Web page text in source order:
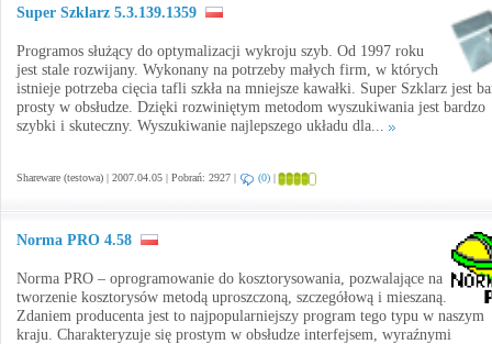
Super Szklarz 5.3.139.1359
Programos służący do optymalizacji wykroju szyb. Od 1997 roku
jest stale rozwijany. Wykonany na potrzeby małych firm, w których
istnieje potrzeba cięcia tafli szkła na mniejsze kawałki. Super Szklarz jest
prosty w obsłudze. Dzięki rozwiniętym metodom wyszukiwania jest bardzo
szybki i skuteczny. Wyszukiwanie najlepszego układu dla...
Shareware (testowa) | 2007.04.05 | Pobrań: 2927 | (0) |
Norma PRO 4.58
Norma PRO – oprogramowanie do kosztorysowania, pozwalające na
tworzenie kosztorysów metodą uproszczoną, szczegółową i mieszaną.
Zdaniem producenta jest to najpopularniejszy program tego typu w naszym
kraju. Charakteryzuje się prostym w obsłudze interfejsem, wyraźnymi